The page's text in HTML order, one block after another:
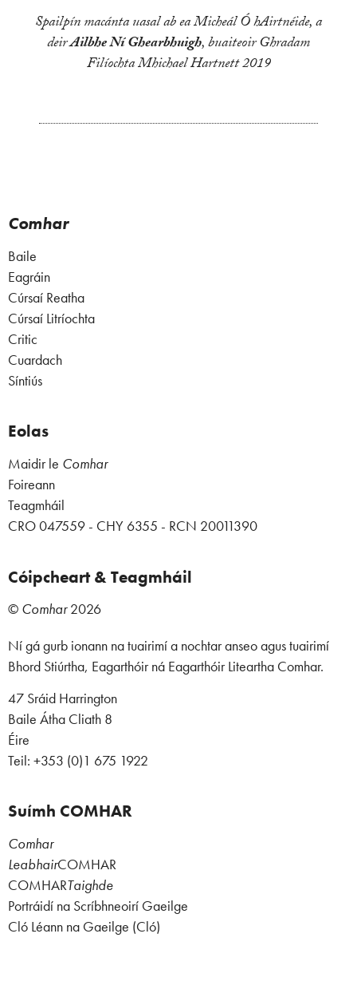
Spailpín macánta uasal ab ea Micheál Ó hAirtnéide, a
deirAilbhe Ní Ghearbhuigh, buaiteoir Ghradam
Filíochta Mhichael Hartnett 2019
Comhar
Baile
Eagráin
Cúrsaí Reatha
Cúrsaí Litríochta
Critic
Cuardach
Síntiús
Eolas
Maidir le Comhar
Foireann
Teagmháil
CRO 047559 - CHY 6355 - RCN 20011390
Cóipcheart & Teagmháil
© Comhar2026
Ní gá gurb ionann na tuairimí a nochtar anseo agus tuairimí
Bhord Stiúrtha, Eagarthóir ná Eagarthóir Liteartha Comhar.
47 Sráid Harrington
Baile Átha Cliath 8
Éire
Teil: +353 (0)1 675 1922
Suímh COMHAR
Comhar
LeabhairCOMHAR
COMHARTaighde
Portráidí na Scríbhneoirí Gaeilge
Cló Léann na Gaeilge (Cló)